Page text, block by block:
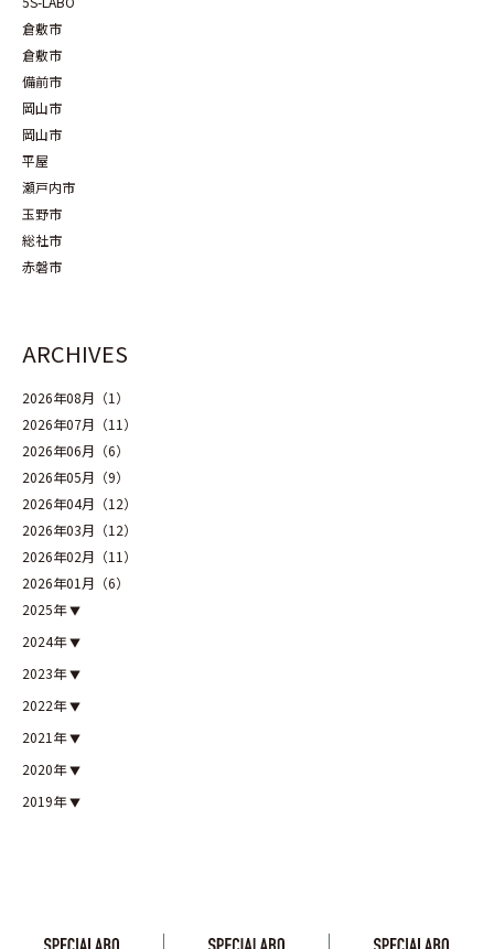
倉敷市
倉敷市
備前市
岡山市
岡山市
平屋
瀬戸内市
玉野市
総社市
赤磐市
ARCHIVES
2026年08月（1）
2026年07月（11）
2026年06月（6）
2026年05月（9）
2026年04月（12）
2026年03月（12）
2026年02月（11）
2026年01月（6）
2025年
2024年
2023年
2022年
2021年
2020年
2019年